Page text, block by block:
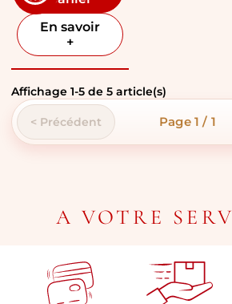
En savoir
+
Affichage 1-5 de 5 article(s)
< Précédent Page 1 / 1
A VOTRE